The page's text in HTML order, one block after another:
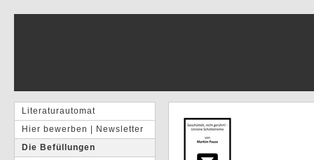
Literaturautomat
Hier bewerben | Newsletter
Die Befüllungen